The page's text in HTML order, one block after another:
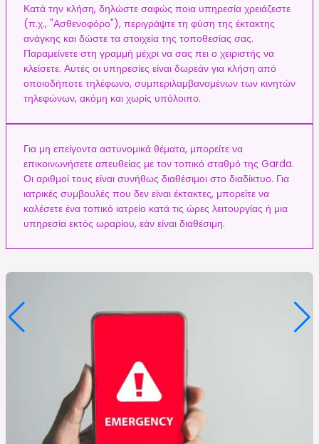
Κατά την κλήση, δηλώστε σαφώς ποια υπηρεσία χρειάζεστε
(π.χ., "Ασθενοφόρο"), περιγράψτε τη φύση της έκτακτης
ανάγκης και δώστε τα στοιχεία της τοποθεσίας σας.
Παραμείνετε στη γραμμή μέχρι να σας πει ο χειριστής να
κλείσετε. Αυτές οι υπηρεσίες είναι δωρεάν για κλήση από
οποιοδήποτε τηλέφωνο, συμπεριλαμβανομένων των κινητών
τηλεφώνων, ακόμη και χωρίς υπόλοιπο.
Για μη επείγοντα αστυνομικά θέματα, μπορείτε να
επικοινωνήσετε απευθείας με τον τοπικό σταθμό της Garda.
Οι αριθμοί τους είναι συνήθως διαθέσιμοι στο διαδίκτυο. Για
ιατρικές συμβουλές που δεν είναι έκτακτες, μπορείτε να
καλέσετε ένα τοπικό ιατρείο κατά τις ώρες λειτουργίας ή μια
υπηρεσία εκτός ωραρίου, εάν είναι διαθέσιμη.